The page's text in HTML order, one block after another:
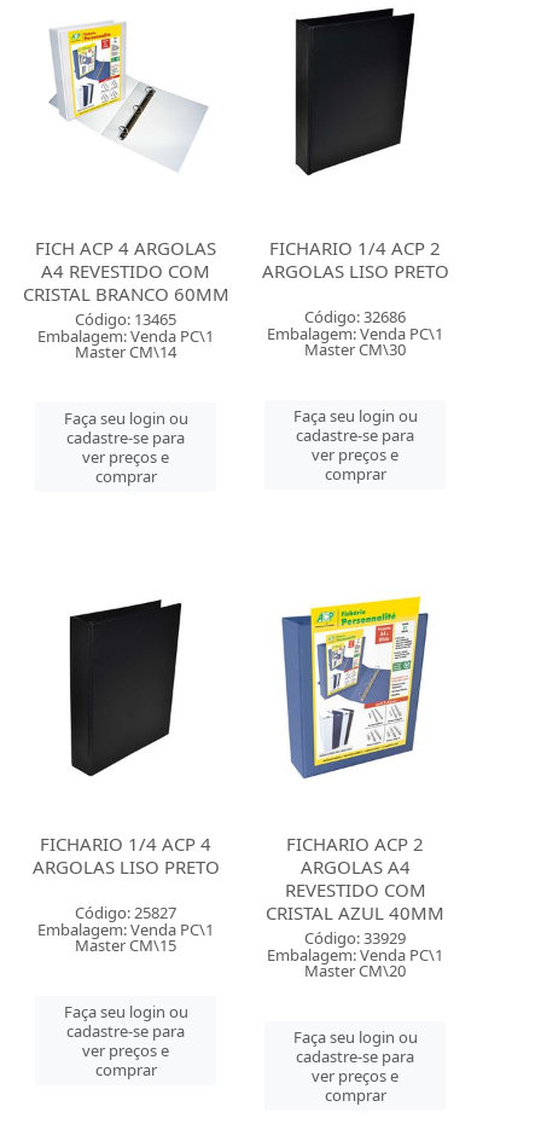
FICH ACP 4 ARGOLAS
A4 REVESTIDO COM
CRISTAL BRANCO 60MM
Código: 13465
Embalagem: Venda PC\1
Master CM\14
Faça seu login ou
cadastre-se para
ver preços e
comprar
FICHARIO 1/4 ACP 2
ARGOLAS LISO PRETO
Código: 32686
Embalagem: Venda PC\1
Master CM\30
Faça seu login ou
cadastre-se para
ver preços e
comprar
FICHARIO 1/4 ACP 4
ARGOLAS LISO PRETO
Código: 25827
Embalagem: Venda PC\1
Master CM\15
Faça seu login ou
cadastre-se para
ver preços e
comprar
FICHARIO ACP 2
ARGOLAS A4
REVESTIDO COM
CRISTAL AZUL 40MM
Código: 33929
Embalagem: Venda PC\1
Master CM\20
Faça seu login ou
cadastre-se para
ver preços e
comprar